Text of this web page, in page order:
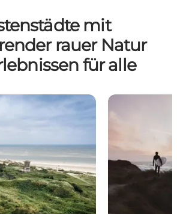
mit
rauer Natur
für alle
Hvide Sande